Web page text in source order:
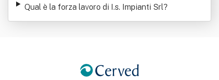
Qual è la forza lavoro di I.s. Impianti Srl?